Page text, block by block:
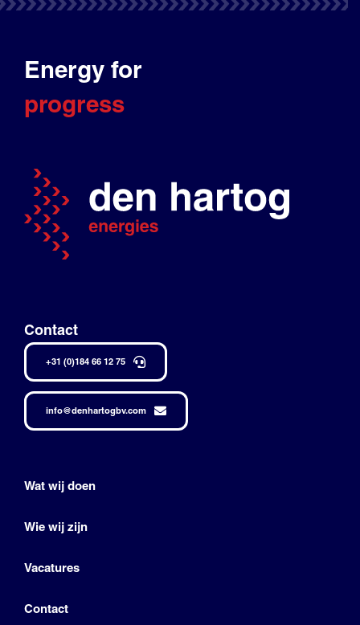
Energy for
progress
Contact
+31 (0)184 66 12 75
info@denhartogbv.com
Wat wij doen
Wie wij zijn
Vacatures
Contact